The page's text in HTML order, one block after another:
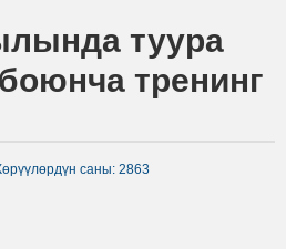
туура
тренинг
саны: 2863